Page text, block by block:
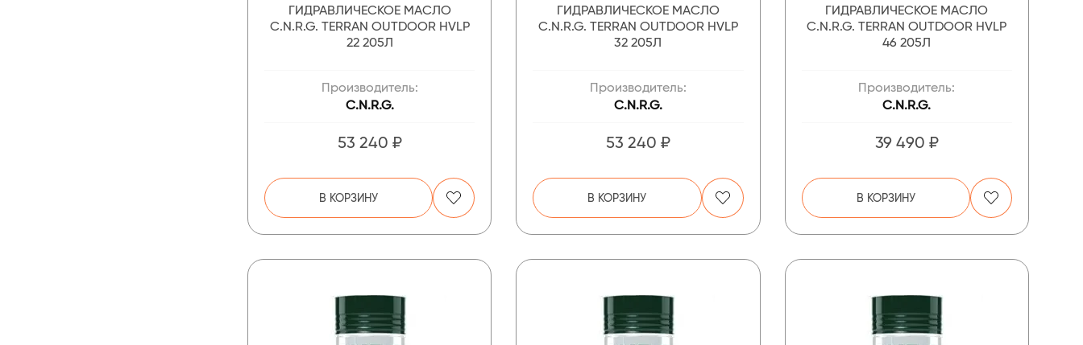
ГИДРАВЛИЧЕСКОЕ МАСЛО
C.N.R.G. TERRAN OUTDOOR HVLP
22 205Л
Производитель:
C.N.R.G.
53 240 ₽
В КОРЗИНУ
ГИДРАВЛИЧЕСКОЕ МАСЛО
C.N.R.G. TERRAN OUTDOOR HVLP
32 205Л
Производитель:
C.N.R.G.
53 240 ₽
В КОРЗИНУ
ГИДРАВЛИЧЕСКОЕ МАСЛО
C.N.R.G. TERRAN OUTDOOR HVLP
46 205Л
Производитель:
C.N.R.G.
39 490 ₽
В КОРЗИНУ